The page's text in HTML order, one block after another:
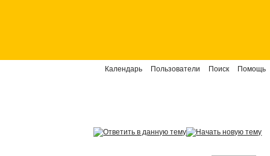
Помощь
Поиск
Пользователи
Календарь